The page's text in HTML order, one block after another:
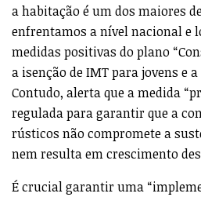
a habitação é um dos maiores
enfrentamos a nível nacional e
medidas positivas do plano
a isenção de IMT para jovens e
Contudo, alerta que a medida
regulada para garantir que a
rústicos não compromete a
nem resulta em crescimento
É crucial garantir uma